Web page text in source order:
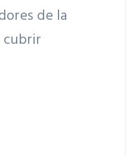
de la
cubrir